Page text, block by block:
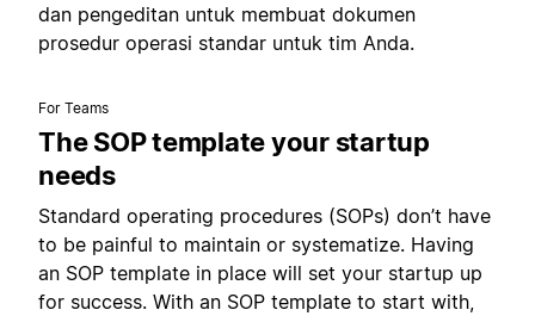
dan pengeditan untuk membuat dokumen
prosedur operasi standar untuk tim Anda.
For Teams
The SOP template your startup
needs
Standard operating procedures (SOPs) don’t have
to be painful to maintain or systematize. Having
an SOP template in place will set your startup up
for success. With an SOP template to start with,